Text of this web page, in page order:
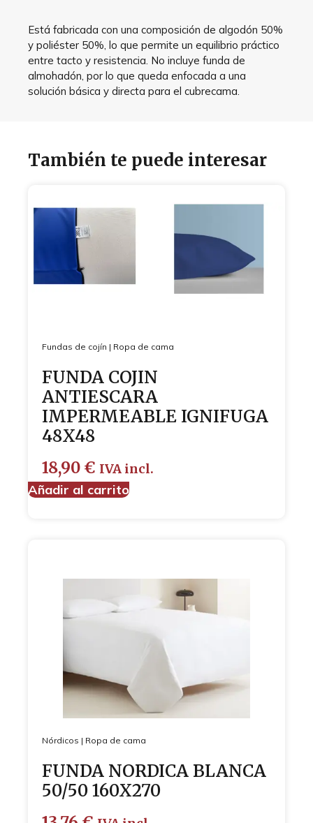
Está fabricada con una composición de algodón 50%
y poliéster 50%, lo que permite un equilibrio práctico
entre tacto y resistencia. No incluye funda de
almohadón, por lo que queda enfocada a una
solución básica y directa para el cubrecama.
También te puede interesar
Fundas de cojín | Ropa de cama
FUNDA COJIN
ANTIESCARA
IMPERMEABLE IGNIFUGA
48X48
18,90 € IVA incl.
Añadir al carrito
Nórdicos | Ropa de cama
FUNDA NORDICA BLANCA
50/50 160X270